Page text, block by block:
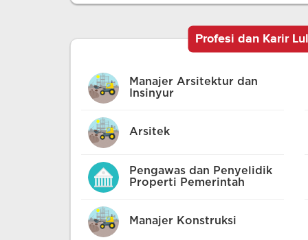
Profesi dan Karir
Manajer Arsitektur dan
Insinyur
Arsitek
Pengawas dan Penyelidik
Properti Pemerintah
Manajer Konstruksi